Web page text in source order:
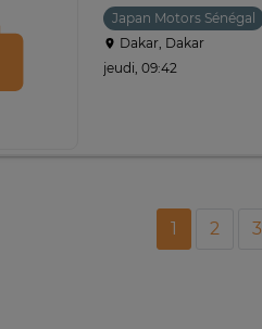
Japan Motors Sénégal
Dakar, Dakar
jeudi, 09:42
1 2 3